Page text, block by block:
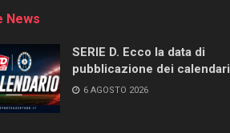
News
SERIE D. Ecco la data di
pubblicazione dei calendari
6 AGOSTO 2026